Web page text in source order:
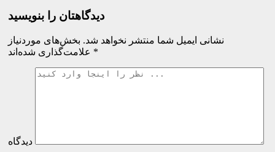
دیدگاهتان را بنویسید
نشانی ایمیل شما منتشر نخواهد شد. بخش‌های موردنیاز
*
دیدگاه